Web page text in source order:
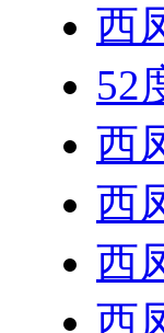
西
52
西
西
西
西